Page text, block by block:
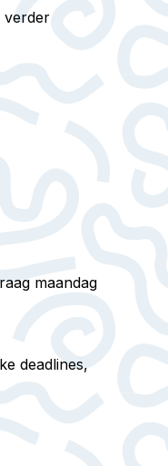
verder
maandag
deadlines,